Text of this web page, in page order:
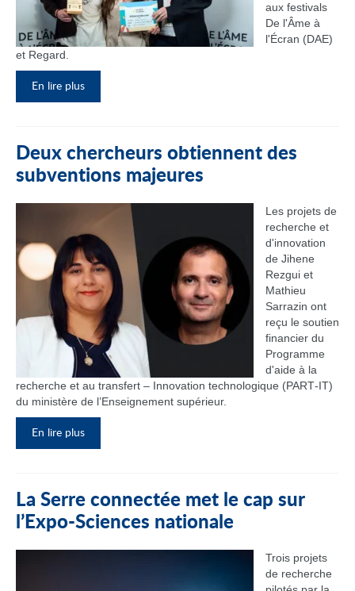
aux festivals
De l'Âme à
l'Écran (DAE)
et Regard.
En lire plus
Deux chercheurs obtiennent des
subventions majeures
Les projets de
recherche et
d'innovation
de Jihene
Rezgui et
Mathieu
Sarrazin ont
reçu le soutien
financier du
Programme
d'aide à la
recherche et au transfert – Innovation technologique (PART‑IT)
du ministère de l’Enseignement supérieur.
En lire plus
La Serre connectée met le cap sur
l’Expo-Sciences nationale
Trois projets
de recherche